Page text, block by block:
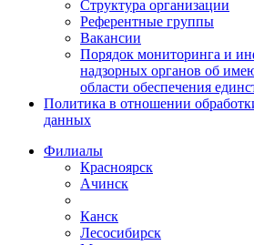
Структура организации
Референтные группы
Вакансии
Порядок мониторинга и
надзорных органов об
области обеспечения
Политика в отношении
данных
Филиалы
Красноярск
Ачинск
Канск
Лесосибирск